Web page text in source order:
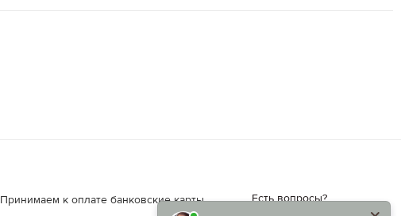
Принимаем к оплате банковские карты.
Есть вопросы?